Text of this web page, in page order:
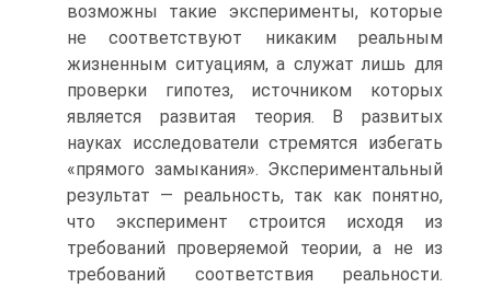
возможны такие эксперименты, которые
не со­ответствуют никаким реальным
жизненным ситуациям, а служат лишь для
провер­ки гипотез, источником которых
является развитая теория. В развитых
науках ис­следователи стремятся избегать
«прямого замыкания». Экспериментальный
резуль­тат — реальность, так как понятно,
что эксперимент строится исходя из
требований проверяемой теории, а не из
требований соответствия реальности.